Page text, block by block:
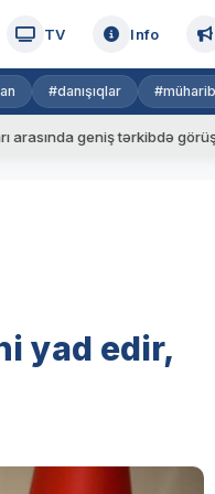
TV Info
#danışıqlar
geniş tərkibdə görüş
yad edir,